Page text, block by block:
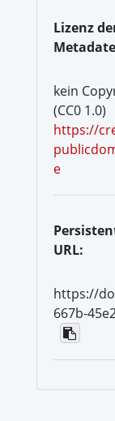
Lizenz
kein
(CC0 1.0)
https://
e
URL:
https://
667b-